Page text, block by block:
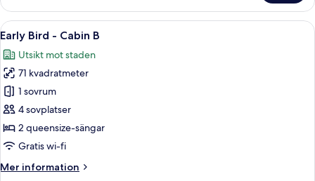
S
(Mini
Bar)
Öppna
alla
foton
för
Early
Bird
-
Cabin
Ett modernt rum med en
7
Early Bird - Cabin B
Utsikt mot staden
71 kvadratmeter
1 sovrum
4 sovplatser
2 queensize-sängar
Gratis wi-fi
Mer information
Mer